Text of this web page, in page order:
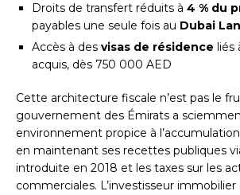
Droits de transfert réduits à 4 % du
payables une seule fois au Dubai
Accès à des visas de résidence liés
acquis, dès 750 000 AED
Cette architecture fiscale n’est pas le
gouvernement des Émirats a
environnement propice à
en maintenant ses recettes publiques
introduite en 2018 et les taxes sur les
commerciales. L’investisseur